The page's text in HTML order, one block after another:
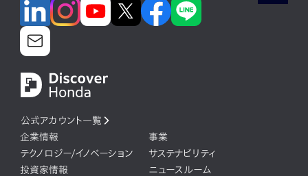
公式アカウント一覧
企業情報
事業
テクノロジー/イノベーション
サステナビリティ
投資家情報
ニュースルーム